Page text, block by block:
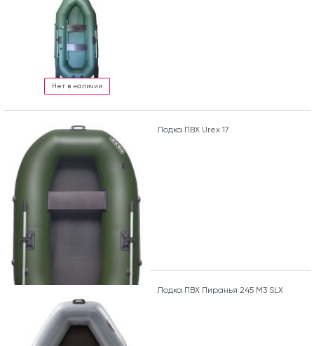
Нет в наличии
Лодка ПВХ Urex 17
Лодка ПВХ Пиранья 245 М3 SLХ